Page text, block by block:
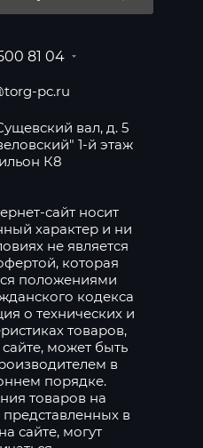
81 04
pc.ru
вал, д. 5
1-й этаж
К8
сайт носит
характер и ни
не является
которая
положениями
кодекса
о технических и
товаров,
может быть
в
порядке.
товаров на
в
сайте, могут